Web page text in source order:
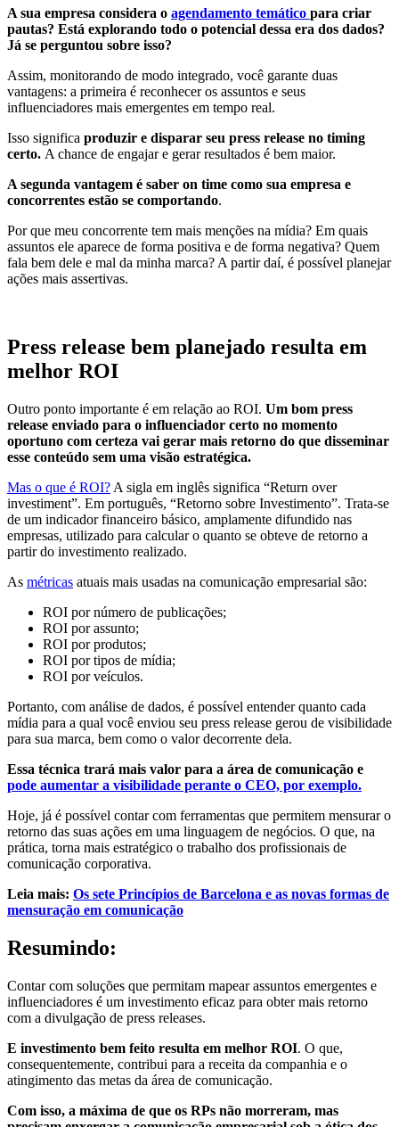
A sua empresa considera o agendamento temático para criar
pautas? Está explorando todo o potencial dessa era dos dados?
Já se perguntou sobre isso?
Assim, monitorando de modo integrado, você garante duas
vantagens: a primeira é reconhecer os assuntos e seus
influenciadores mais emergentes em tempo real.
Isso significa produzir e disparar seu press release no timing
certo. A chance de engajar e gerar resultados é bem maior.
A segunda vantagem é saber on time como sua empresa e
concorrentes estão se comportando.
Por que meu concorrente tem mais menções na mídia? Em quais
assuntos ele aparece de forma positiva e de forma negativa? Quem
fala bem dele e mal da minha marca? A partir daí, é possível planejar
ações mais assertivas.
Press release bem planejado resulta em
melhor ROI
Outro ponto importante é em relação ao ROI. Um bom press
release enviado para o influenciador certo no momento
oportuno com certeza vai gerar mais retorno do que disseminar
esse conteúdo sem uma visão estratégica.
Mas o que é ROI? A sigla em inglês significa “Return over
investiment”. Em português, “Retorno sobre Investimento”. Trata-se
de um indicador financeiro básico, amplamente difundido nas
empresas, utilizado para calcular o quanto se obteve de retorno a
partir do investimento realizado.
As métricas atuais mais usadas na comunicação empresarial são:
ROI por número de publicações;
ROI por assunto;
ROI por produtos;
ROI por tipos de mídia;
ROI por veículos.
Portanto, com análise de dados, é possível entender quanto cada
mídia para a qual você enviou seu press release gerou de visibilidade
para sua marca, bem como o valor decorrente dela.
Essa técnica trará mais valor para a área de comunicação e
pode aumentar a visibilidade perante o CEO, por exemplo.
Hoje, já é possível contar com ferramentas que permitem mensurar o
retorno das suas ações em uma linguagem de negócios. O que, na
prática, torna mais estratégico o trabalho dos profissionais de
comunicação corporativa.
Leia mais: Os sete Princípios de Barcelona e as novas formas de
mensuração em comunicação
Resumindo:
Contar com soluções que permitam mapear assuntos emergentes e
influenciadores é um investimento eficaz para obter mais retorno
com a divulgação de press releases.
E investimento bem feito resulta em melhor ROI. O que,
consequentemente, contribui para a receita da companhia e o
atingimento das metas da área de comunicação.
Com isso, a máxima de que os RPs não morreram, mas